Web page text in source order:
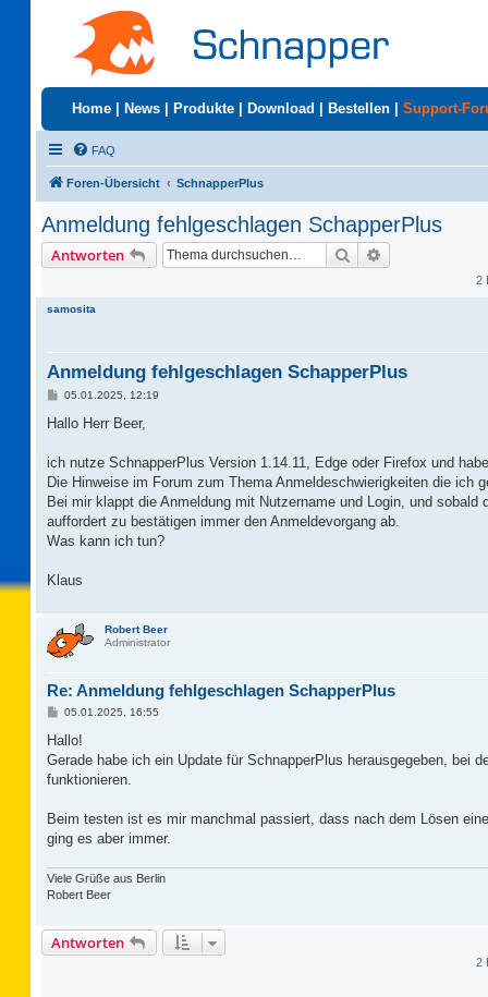
Home News Produkte Download Bestellen Support-
FAQ
Foren-Übersicht SchnapperPlus
Anmeldung fehlgeschlagen SchapperPlus
Antworten Suche
2
samosita
Anmeldung fehlgeschlagen SchapperPlus
B
i
a
05.01.2025, 12:19
Hallo Herr Beer,
ich nutze SchnapperPlus Version 1.14.11, Edge oder Firefox und
Die Hinweise im Forum zum Thema Anmeldeschwierigkeiten die ich
Bei mir klappt die Anmeldung mit Nutzername und Login, und
auffordert zu bestätigen immer den Anmeldevorgang ab.
Was kann ich tun?
Klaus
Robert Beer
Administrator
Re: Anmeldung fehlgeschlagen SchapperPlus
B
i
r
a
05.01.2025, 16:55
Hallo!
Gerade habe ich ein Update für SchnapperPlus herausgegeben, bei
funktionieren.
Beim testen ist es mir manchmal passiert, dass nach dem Lösen
ging es aber immer.
Viele Grüße aus Berlin
Robert Beer
Antworten
2